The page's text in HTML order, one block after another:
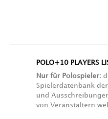
POLO+10 PLAYERS
Nur für Polospieler:
Spielerdatenbank
und
von Veranstaltern